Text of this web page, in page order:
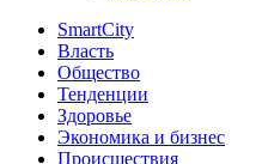
SmartCity
Власть
Общество
Тенденции
Здоровье
Экономика и бизнес
Происшествия